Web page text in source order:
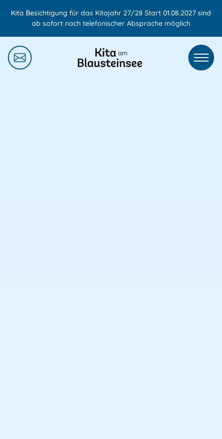
Kita Besichtigung für das Kitajahr 27/28 Start 01.08.2027 sind
ab sofort nach telefonischer Absprache möglich